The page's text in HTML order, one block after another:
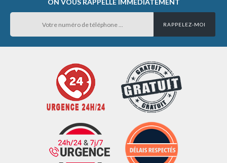
ON VOUS RAPPELLE IMMEDIATEMENT